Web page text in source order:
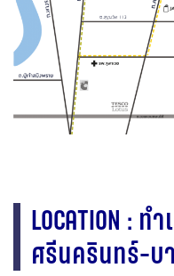
LOCATION :
ศรีนครินทร์-บ